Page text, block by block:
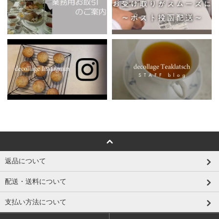
返品について
配送・送料について
支払い方法について